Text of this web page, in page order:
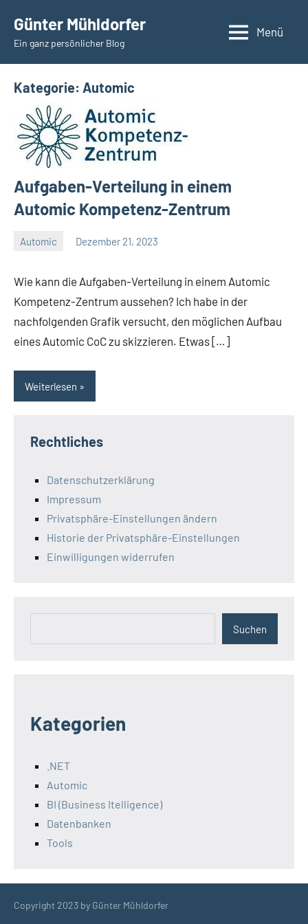
Inhalt
springen
Günter Mühldorfer
Ein ganz persönlicher Blog
Menü
Kategorie: Automic
Aufgaben-Verteilung in einem
Automic Kompetenz-Zentrum
Automic Dezember 21, 2023
Wie kann die Aufgaben-Verteilung in einem Automic
Kompetenz-Zentrum aussehen? Ich habe in der
nachfolgenden Grafik versucht, den möglichen Aufbau
eines Automic CoC zu skizzieren. Etwas […]
Weiterlesen
Rechtliches
Datenschutzerklärung
Impressum
Privatsphäre-Einstellungen ändern
Historie der Privatsphäre-Einstellungen
Einwilligungen widerrufen
Suchen
Kategorien
.NET
Automic
BI (Business Itelligence)
Datenbanken
Tools
Copyright 2023 by Günter Mühldorfer